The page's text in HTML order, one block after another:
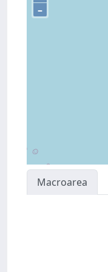
–
Macroarea